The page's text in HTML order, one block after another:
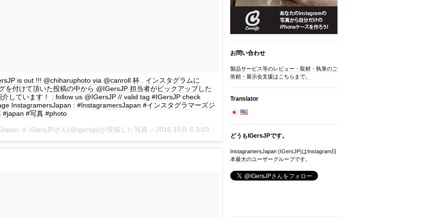
is out !!! @chiharuphoto via @canroll 杯 . インスタグラムに
を付けて頂いた投稿の中から @IGersJP 担当者がピックアップした
しています！ : follow us @IGersJP // valid tag #IGersJP check
InstagramersJapan : #InstagramersJapan #インスタグラマーズジ
#japan #写真 #photo
☺︎ IGersJPさん(@igersjp)が投稿した写真 – 2016 10月 6 3:03午前 PDT
お問い合わせ
製品サービス等のレビュー・取材・執筆のご
依頼・展示会支援はこちらまで。
Translator
どうもIGersJPです。
InstagramersJapan (IGersJP)はInstagram日
本最大のユーザーグループです。